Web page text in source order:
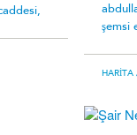
şemsi
HARITA